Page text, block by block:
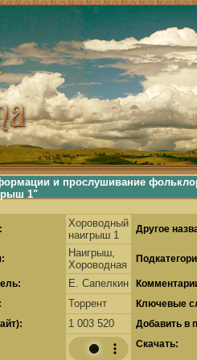
скачать каталог фольклора Скачать Поиск музыки, поиск фольклора, искать песни, как пели
и прослушивание
1"
Хороводный
наигрыш 1
Другое
Наигрыш,
Хороводная
Е. Сапелкин
Торрент
Ключевые
1 003 520
Добавить в
Скачать: